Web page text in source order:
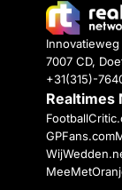
Innovatieweg
7007 CD,
+31(315)-
Realtimes
GPFans.com